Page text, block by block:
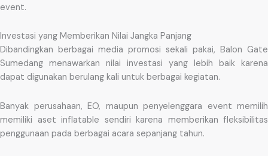
event.
Investasi yang Memberikan Nilai Jangka Panjang
Dibandingkan berbagai media promosi sekali pakai, Balon Gate
Sumedang menawarkan nilai investasi yang lebih baik karena
dapat digunakan berulang kali untuk berbagai kegiatan.
Banyak perusahaan, EO, maupun penyelenggara event memilih
memiliki aset inflatable sendiri karena memberikan fleksibilitas
penggunaan pada berbagai acara sepanjang tahun.